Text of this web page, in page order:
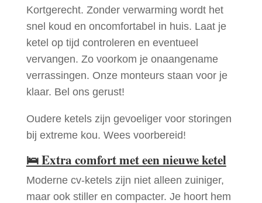
Kortgerecht. Zonder verwarming wordt het
snel koud en oncomfortabel in huis. Laat je
ketel op tijd controleren en eventueel
vervangen. Zo voorkom je onaangename
verrassingen. Onze monteurs staan voor je
klaar. Bel ons gerust!
Oudere ketels zijn gevoeliger voor storingen
bij extreme kou. Wees voorbereid!
🛌Extra comfort met een nieuwe ketel
Moderne cv-ketels zijn niet alleen zuiniger,
maar ook stiller en compacter. Je hoort hem